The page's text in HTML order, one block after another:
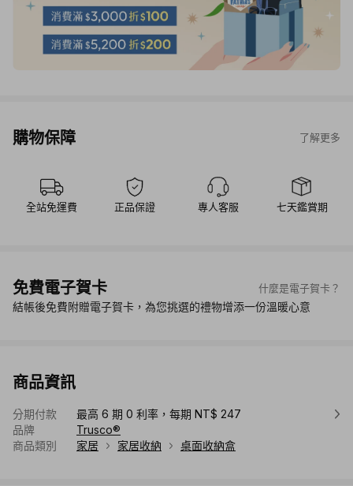
購物保障 了解更多
全站免運費 正品保證 專人客服 七天鑑賞期
免費電子賀卡 什麼是電子賀卡？
結帳後免費附贈電子賀卡，為您挑選的禮物增添一份溫暖心意
商品資訊
分期付款
最高 6 期 0 利率，每期 NT$ 247
品牌
Trusco®
商品類別
家居 家居收納 桌面收納盒